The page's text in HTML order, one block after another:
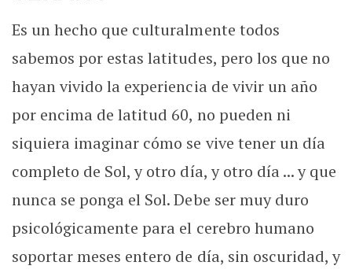
Es un hecho que culturalmente todos
sabemos por estas latitudes, pero los que no
hayan vivido la experiencia de vivir un año
por encima de latitud 60, no pueden ni
siquiera imaginar cómo se vive tener un día
completo de Sol, y otro día, y otro día ... y que
nunca se ponga el Sol. Debe ser muy duro
psicológicamente para el cerebro humano
soportar meses entero de día, sin oscuridad, y